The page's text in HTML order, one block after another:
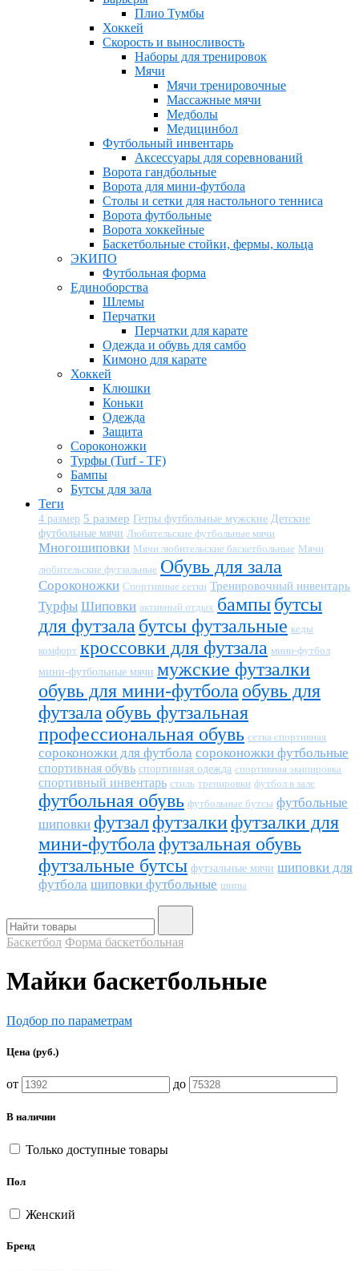
Плио Тумбы
Хоккей
Скорость и выносливость
Наборы для тренировок
Мячи
Мячи тренировочные
Массажные мячи
Медболы
Медицинбол
Футбольный инвентарь
Аксессуары для соревнований
Ворота гандбольные
Ворота для мини-футбола
Столы и сетки для настольного тенниса
Ворота футбольные
Ворота хоккейные
Баскетбольные стойки, фермы, кольца
ЭКИПО
Футбольная форма
Единоборства
Шлемы
Перчатки
Перчатки для карате
Одежда и обувь для самбо
Кимоно для карате
Хоккей
Клюшки
Коньки
Одежда
Защита
Сороконожки
Турфы (Turf - TF)
Бампы
Бутсы для зала
Теги
4 размер 5 размер Гетры футбольные мужские Детские
футбольные мячи Любительские футбольные мячи
Многошиповки Мячи любительские баскетбольные Мячи
любительские футзальные Обувь для зала
Сороконожки Спортивные сетки Тренировочный инвентарь
Турфы Шиповки активный отдых бампыбутсы
для футзала бутсы футзальные кеды
комфорт кроссовки для футзала мини-футбол
мини-футбольные мячи мужские футзалки
обувь для мини-футбола обувь для
футзала обувь футзальная
профессиональная обувь сетка спортивная
сороконожки для футбола сороконожки футбольные
спортивная обувь спортивная одежда спортивная экипировка
спортивный инвентарь стиль тренировки футбол в зале
футбольная обувь футбольные бутсы футбольные
шиповки футзалфутзалкифутзалки для
мини-футбола футзальная обувь
футзальные бутсы футзальные мячи шиповки для
футбола шиповки футбольные шипы
Баскетбол Форма баскетбольная
Майки баскетбольные
Подбор по параметрам
Цена (руб.)
от до
В наличии
Только доступные товары
Пол
Женский
Бренд